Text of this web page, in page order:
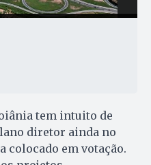
tem intuito de
diretor ainda no
colocado em votação.